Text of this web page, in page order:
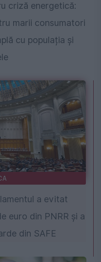
criză energetică:
marii consumatori
cu populația și
a evitat
euro din PNRR și a
din SAFE